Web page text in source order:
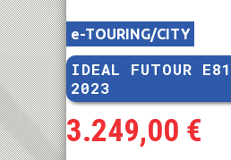
e-TOURING/CITY
IDEAL FUTOUR
2023
3.249,00 €